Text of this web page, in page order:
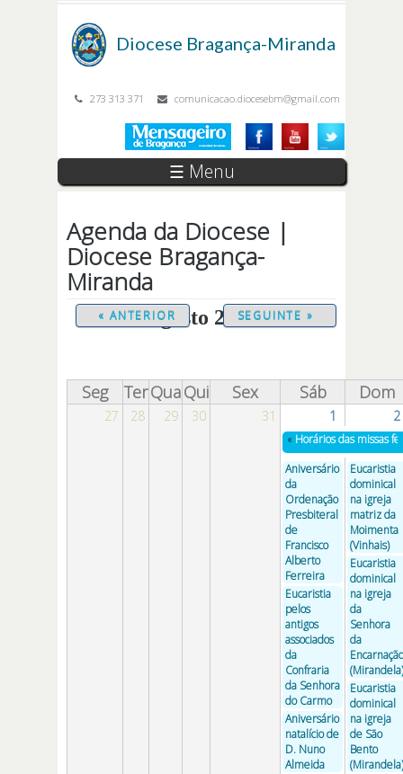
Diocese Bragança-Miranda
273 313 371 comunicacao.diocesebm@gmail.com
☰ Menu
Agenda da Diocese |
Diocese Bragança-
Miranda
Agosto 2026
« ANTERIOR SEGUINTE »
Seg TerQuaQui Sex Sáb Dom
27 28 29 30 31 1 2
« Horários das missas
Aniversário
da
Ordenação
Presbiteral
de
Francisco
Alberto
Ferreira
Eucaristia
pelos
antigos
associados
da
Confraria
da Senhora
do Carmo
Aniversário
natalício de
D. Nuno
Almeida
Eucaristia
dominical
na igreja
matriz da
Moimenta
(Vinhais)
Eucaristia
dominical
na igreja
da
Senhora
da
Encarnação
(Mirandela)
Eucaristia
dominical
na igreja
de São
Bento
(Mirandela)